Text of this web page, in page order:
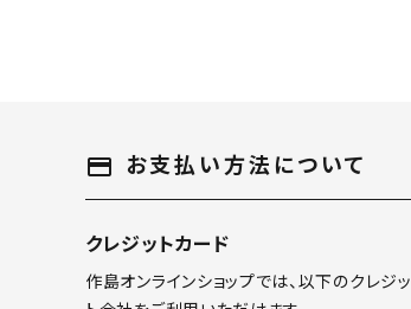
payment お支払い方法について
クレジットカード
作島オンラインショップでは、以下のクレジッ